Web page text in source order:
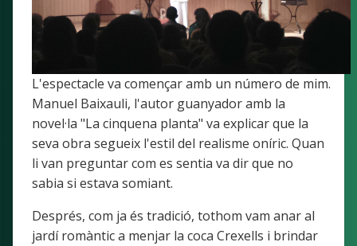
L'espectacle va començar amb un número de mim.
Manuel Baixauli, l'autor guanyador amb la
novel·la "La cinquena planta" va explicar que la
seva obra segueix l'estil del realisme oníric. Quan
li van preguntar com es sentia va dir que no
sabia si estava somiant.
Després, com ja és tradició, tothom vam anar al
jardí romàntic a menjar la coca Crexells i brindar